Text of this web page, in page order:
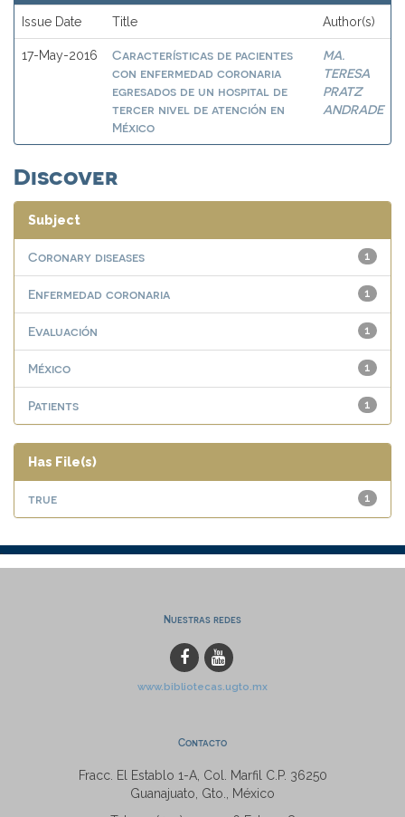
Issue Date Title Author(s)
17-May-2016
Características de pacientes
con enfermedad coronaria
egresados de un hospital de
tercer nivel de atención en
México
MA.
TERESA
PRATZ
ANDRADE
Discover
Subject
1
Coronary diseases
1
Enfermedad coronaria
1
Evaluación
1
México
1
Patients
Has File(s)
1
true
Nuestras redes
www.bibliotecas.ugto.mx
Contacto
Fracc. El Establo 1-A, Col. Marfil C.P. 36250
Guanajuato, Gto., México